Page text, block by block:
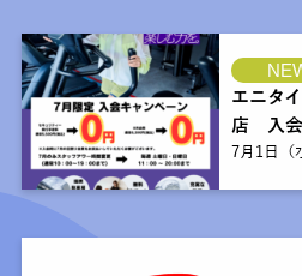
エニタ
店 入会
7月1日（